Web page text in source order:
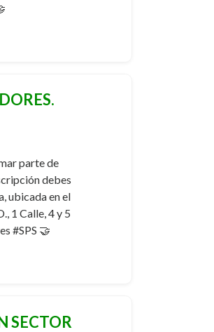
parte de
debes
ubicada en el
1 Calle, 4 y 5
#SPS 🤝
SECTOR